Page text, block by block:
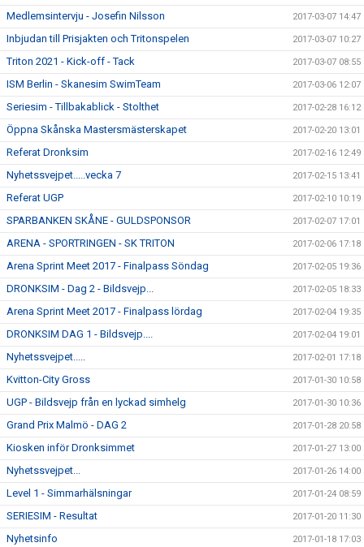
Medlemsintervju - Josefin Nilsson 2017-03-07 14:47
Inbjudan till Prisjakten och Tritonspelen 2017-03-07 10:27
Triton 2021 - Kick-off - Tack 2017-03-07 08:55
ISM Berlin - Skanesim SwimTeam 2017-03-06 12:07
Seriesim - Tillbakablick - Stolthet 2017-02-28 16:12
Öppna Skånska Mastersmästerskapet 2017-02-20 13:01
Referat Dronksim 2017-02-16 12:49
Nyhetssvejpet.....vecka 7 2017-02-15 13:41
Referat UGP 2017-02-10 10:19
SPARBANKEN SKÅNE - GULDSPONSOR 2017-02-07 17:01
ARENA - SPORTRINGEN - SK TRITON 2017-02-06 17:18
Arena Sprint Meet 2017 - Finalpass Söndag 2017-02-05 19:36
DRONKSIM - Dag 2 - Bildsvejp... 2017-02-05 18:33
Arena Sprint Meet 2017 - Finalpass lördag 2017-02-04 19:35
DRONKSIM DAG 1 - Bildsvejp.... 2017-02-04 19:01
Nyhetssvejpet..... 2017-02-01 17:18
Kvitton-City Gross 2017-01-30 10:58
UGP - Bildsvejp från en lyckad simhelg 2017-01-30 10:36
Grand Prix Malmö - DAG 2 2017-01-28 20:58
Kiosken inför Dronksimmet 2017-01-27 13:00
Nyhetssvejpet... 2017-01-26 14:00
Level 1 - Simmarhälsningar 2017-01-24 08:59
SERIESIM - Resultat 2017-01-20 11:30
Nyhetsinfo 2017-01-18 17:03